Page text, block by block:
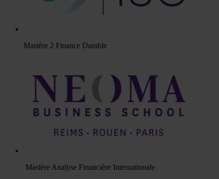
Mastère 2 Finance Durable
Mastère Analyse Financière Internationale